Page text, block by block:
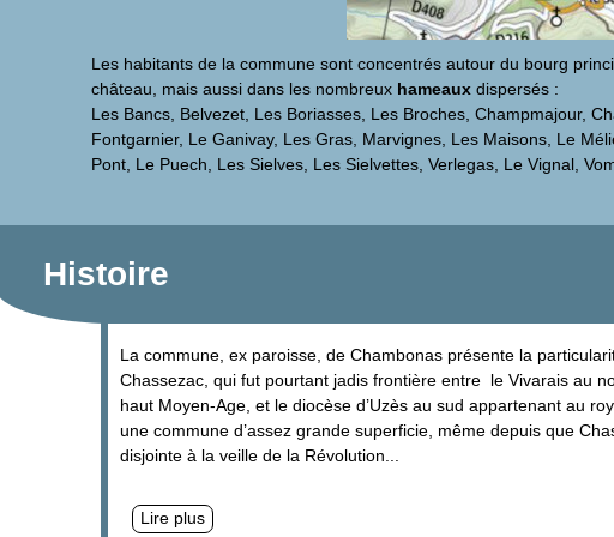
Les habitants de la commune sont concentrés autour du bourg
château, mais aussi dans les nombreux hameauxdispersés :
Les Bancs, Belvezet, Les Boriasses, Les Broches, Champmajour,
Fontgarnier, Le Ganivay, Les Gras, Marvignes, Les Maisons, Le
Pont, Le Puech, Les Sielves, Les Sielvettes, Verlegas, Le Vignal,
Histoire
La commune, ex paroisse, de Chambonas présente la
Chassezac, qui fut pourtant jadis frontière entre le Vivarais au
haut Moyen-Age, et le diocèse d’Uzès au sud appartenant au
une commune d’assez grande superficie, même depuis que
disjointe à la veille de la Révolution...
Lire plus